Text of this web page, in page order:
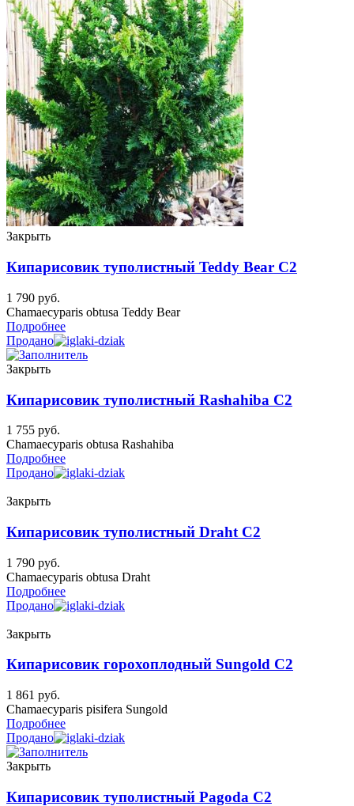
Закрыть
Кипарисовик туполистный Teddy Bear C2
1 790 руб.
Chamaecyparis obtusa Teddy Bear
Подробнее
Продано
Закрыть
Кипарисовик туполистный Rashahiba C2
1 755 руб.
Chamaecyparis obtusa Rashahiba
Подробнее
Продано
Закрыть
Кипарисовик туполистный Draht C2
1 790 руб.
Chamaecyparis obtusa Draht
Подробнее
Продано
Закрыть
Кипарисовик горохоплодный Sungold C2
1 861 руб.
Chamaecyparis pisifera Sungold
Подробнее
Продано
Закрыть
Кипарисовик туполистный Pagoda C2